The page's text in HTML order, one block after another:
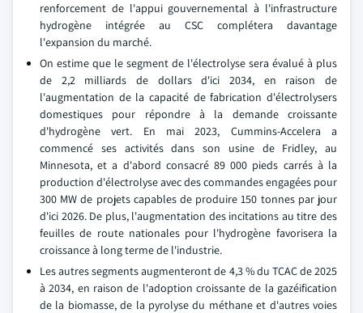
renforcement de l'appui gouvernemental à l'infrastructure
hydrogène intégrée au CSC complétera davantage
l'expansion du marché.
On estime que le segment de l'électrolyse sera évalué à plus
de 2,2 milliards de dollars d'ici 2034, en raison de
l'augmentation de la capacité de fabrication d'électrolysers
domestiques pour répondre à la demande croissante
d'hydrogène vert. En mai 2023, Cummins-Accelera a
commencé ses activités dans son usine de Fridley, au
Minnesota, et a d'abord consacré 89 000 pieds carrés à la
production d'électrolyse avec des commandes engagées pour
300 MW de projets capables de produire 150 tonnes par jour
d'ici 2026. De plus, l'augmentation des incitations au titre des
feuilles de route nationales pour l'hydrogène favorisera la
croissance à long terme de l'industrie.
Les autres segments augmenteront de 4,3 % du TCAC de 2025
à 2034, en raison de l'adoption croissante de la gazéification
de la biomasse, de la pyrolyse du méthane et d'autres voies